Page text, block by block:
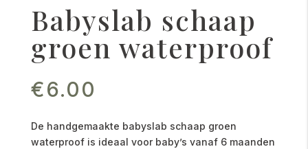
Babyslab schaap
groen waterproof
€6.00
De handgemaakte babyslab schaap groen
waterproof is ideaal voor baby’s vanaf 6 maanden